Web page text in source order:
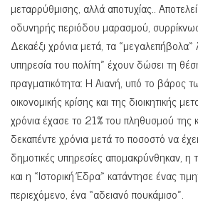
μεταρρύθμισης, αλλά αποτυχίας..
οδυνηρής περιόδου μαρασμού,
Δεκαέξι χρόνια μετά, τα «μεγαλεπήβολα»
υπηρεσία του πολίτη» έχουν δώσει τη
πραγματικότητα: Η Αιανή, υπό το βάρος
οικονομικής κρίσης και της διοικητικής
χρόνια έχασε το 21% του πληθυσμού
δεκαπέντε χρόνια μετά το ποσοστό να
δημοτικές υπηρεσίες απομακρύνθηκαν, η
και η «Ιστορική Έδρα» κατάντησε ένας
περιεχόμενο, ένα «αδειανό πουκάμισο».